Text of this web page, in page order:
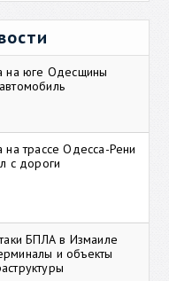
на юге Одесщины
на трассе Одесса-Рени
с дороги
БПЛА в Измаиле
и объекты